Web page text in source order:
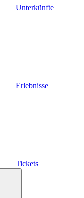
Unterkünfte
Erlebnisse
Tickets